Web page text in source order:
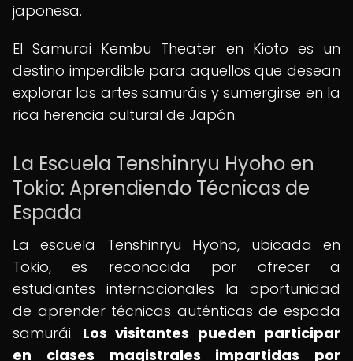
japonesa.
El Samurai Kembu Theater en Kioto es un
destino imperdible para aquellos que desean
explorar las artes samuráis y sumergirse en la
rica herencia cultural de Japón.
La Escuela Tenshinryu Hyoho en
Tokio: Aprendiendo Técnicas de
Espada
La escuela Tenshinryu Hyoho, ubicada en
Tokio, es reconocida por ofrecer a
estudiantes internacionales la oportunidad
de aprender técnicas auténticas de espada
samurái. Los visitantes pueden participar
en clases magistrales impartidas por